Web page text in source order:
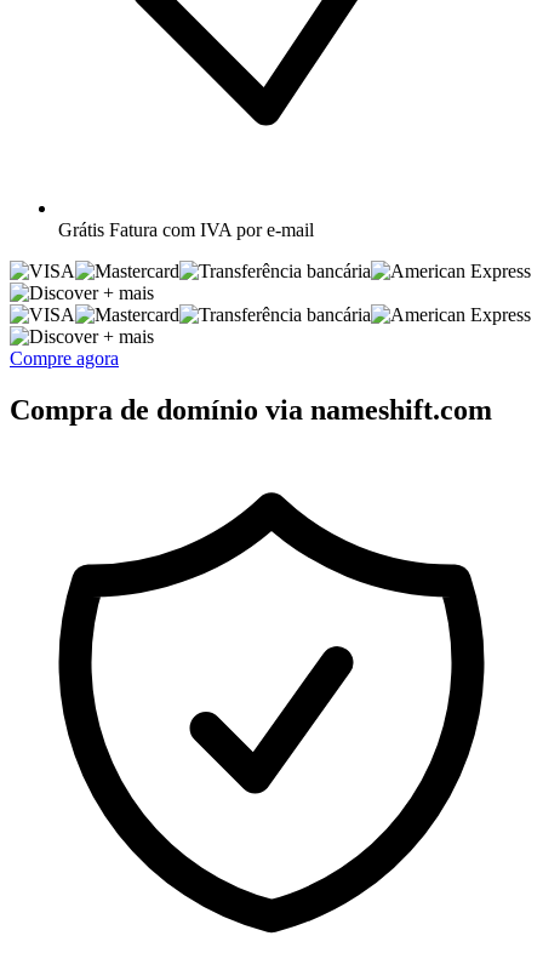
Grátis Fatura com IVA por e-mail
+ mais
+ mais
Compre agora
Compra de domínio via nameshift.com